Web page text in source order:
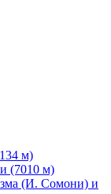
м)
(7010 м)
(И. Сомони) и